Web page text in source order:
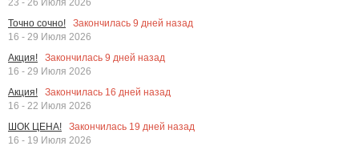
Точно сочно!
Закончилась 9 дней назад
16 - 29 Июля 2026
Акция!
Закончилась 9 дней назад
16 - 29 Июля 2026
Акция!
Закончилась 16 дней назад
16 - 22 Июля 2026
ШОК ЦЕНА!
Закончилась 19 дней назад
16 - 19 Июля 2026